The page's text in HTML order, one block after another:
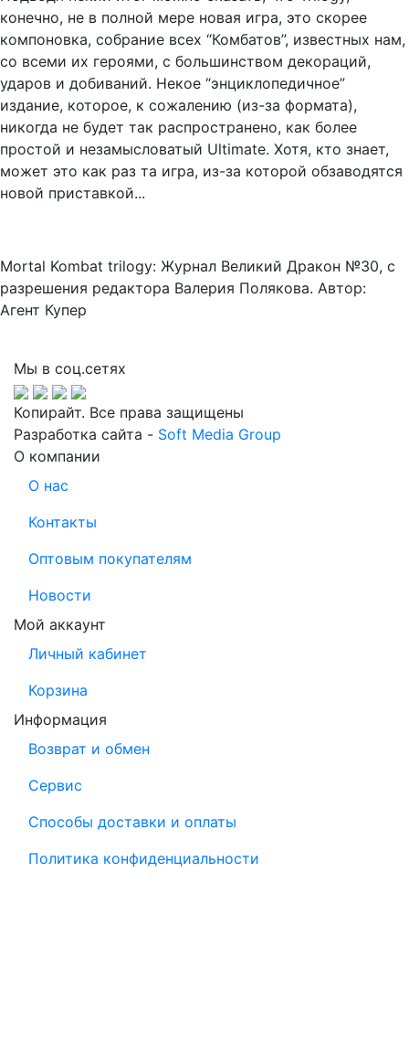
конечно, не в полной мере новая игра, это скорее
компоновка, собрание всех “Комбатов”, известных нам,
со всеми их героями, с большинством декораций,
ударов и добиваний. Некое “энциклопедичное”
издание, которое, к сожалению (из-за формата),
никогда не будет так распространено, как более
простой и незамысловатый Ultimate. Хотя, кто знает,
может это как раз та игра, из-за которой обзаводятся
новой приставкой...
Mortal Kombat trilogy: Журнал Великий Дракон №30, с
разрешения редактора Валерия Полякова. Автор:
Агент Купер
Мы в соц.сетях
Копирайт. Все права защищены
Разработка сайта - Soft Media Group
О компании
О нас
Контакты
Оптовым покупателям
Новости
Мой аккаунт
Личный кабинет
Корзина
Информация
Возврат и обмен
Сервис
Способы доставки и оплаты
Политика конфиденциальности